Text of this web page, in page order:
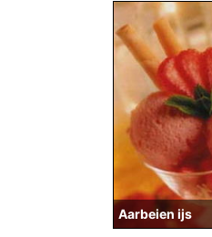
Aarbeien ijs